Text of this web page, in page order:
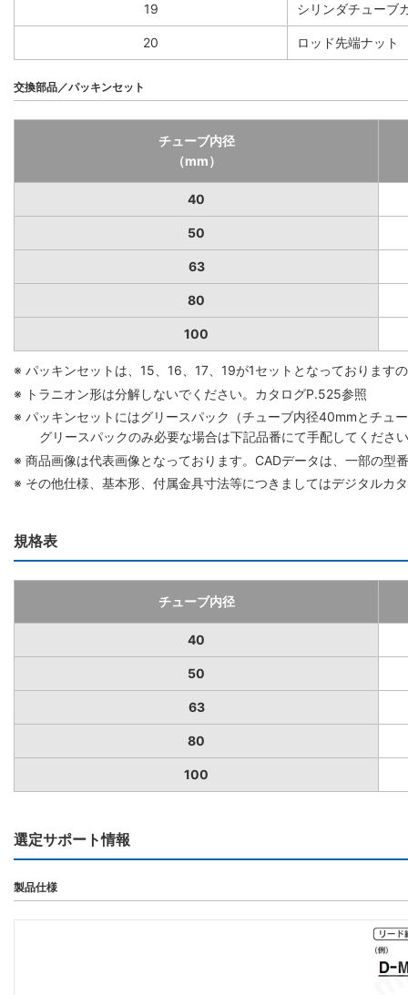
19 シリンダチューブ
20 ロッド先端ナット
交換部品／パッキンセット
チューブ内径
（mm）
40
50
63
80
100
※ パッキンセットは、15、16、17、19が1セットとなっております
※ トラニオン形は分解しないでください。カタログP.525参照
※ パッキンセットにはグリースパック（チューブ内径40mmとチ
グリースパックのみ必要な場合は下記品番にて手配してくだ
※ 商品画像は代表画像となっております。CADデータは、一部の型
※ その他仕様、基本形、付属金具寸法等につきましてはデジタルカ
規格表
チューブ内径
40
50
63
80
100
選定サポート情報
製品仕様